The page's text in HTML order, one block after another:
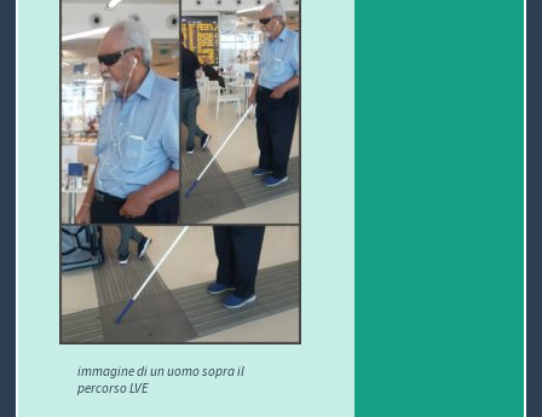
immagine di un uomo sopra il
percorso LVE